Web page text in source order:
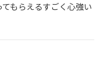
もらえるすごく心強い